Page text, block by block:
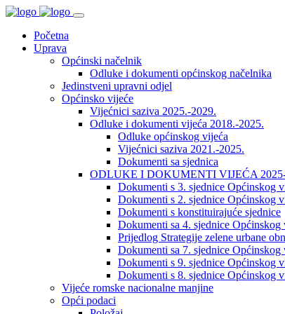
Početna
Uprava
Općinski načelnik
Odluke i dokumenti općinskog načelnika
Jedinstveni upravni odjel
Općinsko vijeće
Vijećnici saziva 2025.-2029.
Odluke i dokumenti vijeća 2018.-2025.
Odluke općinskog vijeća
Vijećnici saziva 2021.-2025.
Dokumenti sa sjednica
ODLUKE I DOKUMENTI VIJEĆA
Dokumenti s 3. sjednice Općinskog
Dokumenti s 2. sjednice Općinskog
Dokumenti s konstituirajuće sjednice
Dokumenti sa 4. sjednice Općinskog
Prijedlog Strategije zelene urbane
Dokumenti sa 7. sjednice Općinskog
Dokumenti s 9. sjednice Općinskog
Dokumenti s 8. sjednice Općinskog
Vijeće romske nacionalne manjine
Opći podaci